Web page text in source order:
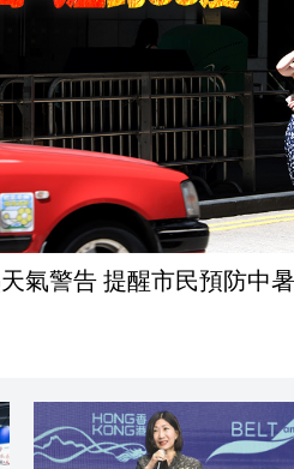
氣警告 提醒市民預防中暑